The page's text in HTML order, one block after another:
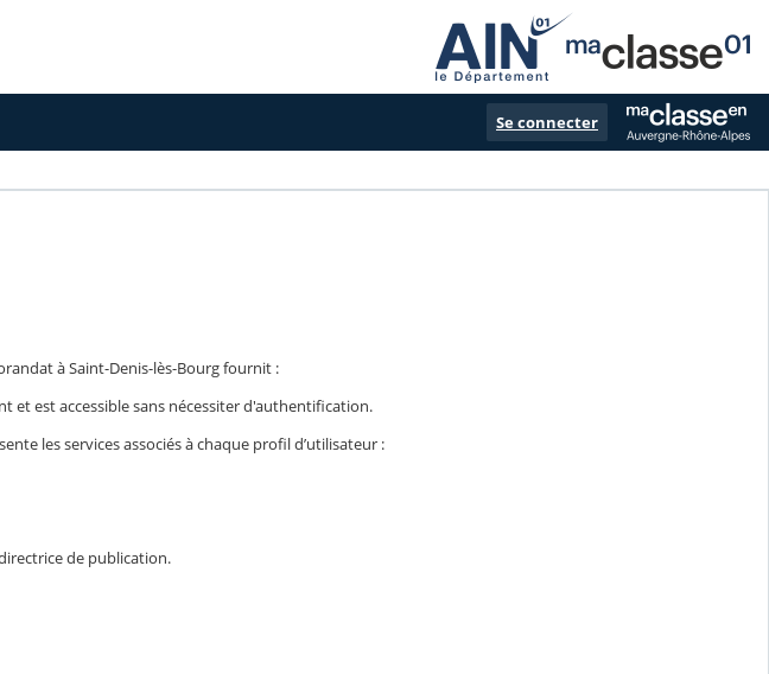
Se connecter
à Saint-Denis-lès-Bourg fournit :
et est accessible sans nécessiter d'authentification.
les services associés à chaque profil d’utilisateur :
de publication.